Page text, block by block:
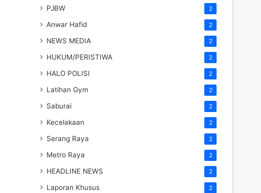
PJBW 2
Anwar Hafid 2
NEWS MEDIA 2
HUKUM/PERISTIWA 2
HALO POLISI 2
Latihan Gym 2
Saburai 2
Kecelakaan 2
Serang Raya 2
Metro Raya 2
HEADLINE NEWS 2
Laporan Khusus 2